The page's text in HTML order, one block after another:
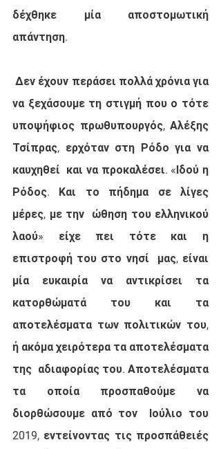
δέχθηκε μία αποστομωτική
απάντηση.
Δεν έχουν περάσει πολλά χρόνια για
να ξεχάσουμε τη στιγμή που ο τότε
υποψήφιος πρωθυπουργός, Αλέξης
Τσίπρας, ερχόταν στη Ρόδο για να
καυχηθεί  και να προκαλέσει. «Ιδού η
Ρόδος. Και το πήδημα σε λίγες
μέρες, με την  ώθηση του ελληνικού
λαού» είχε πει τότε και η
επιστροφή του στο νησί  μας, είναι
μία ευκαιρία να αντικρίσει τα
κατορθώματά του και τα
αποτελέσματα των πολιτικών του,
ή ακόμα χειρότερα τα αποτελέσματα
της  αδιαφορίας του. Αποτελέσματα
τα οποία προσπαθούμε να
διορθώσουμε από τον  Ιούλιο του
2019, εντείνοντας τις προσπάθειές